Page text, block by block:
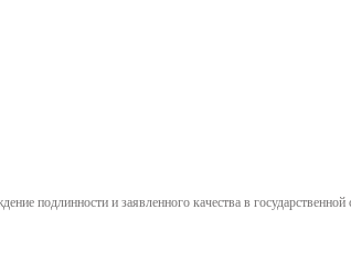
подлинности и заявленного качества в